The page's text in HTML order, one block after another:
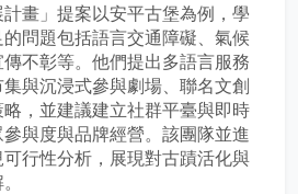
計畫」提案以安平古堡為例，學
問題包括語言交通障礙、氣候
不彰等。他們提出多語言服務
與沉浸式參與劇場、聯名文創
，並建議建立社群平臺與即時
與度與品牌經營。該團隊並進
行性分析，展現對古蹟活化與